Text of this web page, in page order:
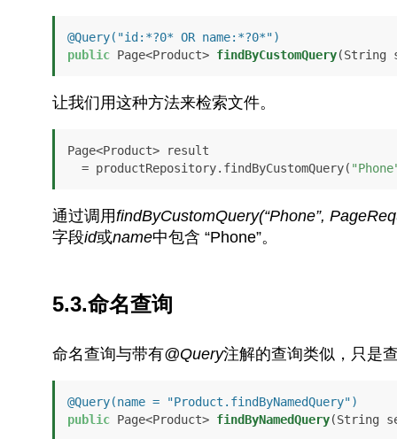
@Query("id:*?0* OR name:*?0*")
public Page<Product> findByCustomQuery(String
让我们用这种方法来检索文件。
Page<Product> result
  = productRepository.findByCustomQuery(
通过调用findByCustomQuery(“Phone”,
字段id或name中包含 “Phone”。
5.3.命名查询
命名查询与带有@Query注解的查询类似，只是
@Query(name = "Product.findByNamedQuery")
public Page<Product> findByNamedQuery(String